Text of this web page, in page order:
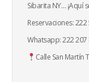
Sibarita NY… ¡Aquí
Reservaciones: 222
Whatsapp: 222 207
Calle San Martín